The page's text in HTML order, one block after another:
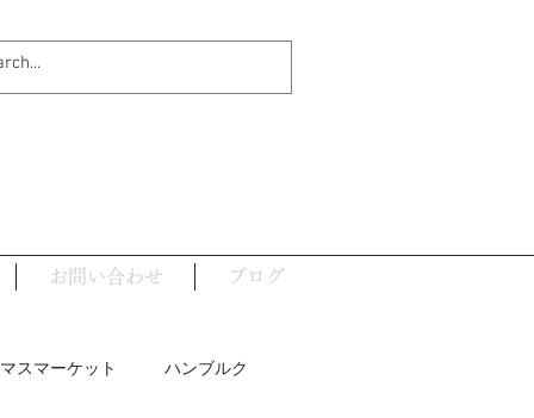
お問い合わせ ブログ
スマーケット ハンブルク